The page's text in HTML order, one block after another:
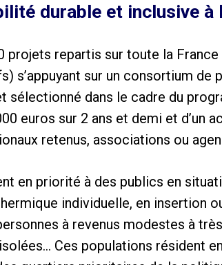
durable et inclusive à
projets repartis sur toute la
s’appuyant sur un consortium
sélectionné dans le cadre du
euros sur 2 ans et demi et d’un
retenus, associations ou
en priorité à des publics en
individuelle, en insertion
à revenus modestes à
Ces populations résident